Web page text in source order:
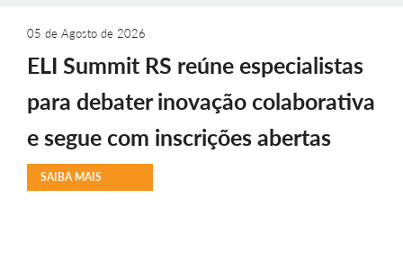
05 de Agosto de 2026
ELI Summit RS reúne especialistas
para debater inovação colaborativa
e segue com inscrições abertas
SAIBA MAIS